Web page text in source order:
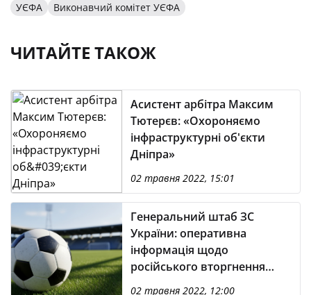
УЄФА Виконавчий комітет УЄФА
ЧИТАЙТЕ ТАКОЖ
Асистент арбітра Максим
Тютерєв: «Охороняємо
інфраструктурні об'єкти
Дніпра»
02 травня 2022, 15:01
Генеральний штаб ЗС
України: оперативна
інформація щодо
російського вторгнення
02 травня 2022, 12:00